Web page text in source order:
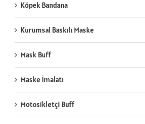
Köpek Bandana
Kurumsal Baskılı Maske
Mask Buff
Maske İmalatı
Motosikletçi Buff